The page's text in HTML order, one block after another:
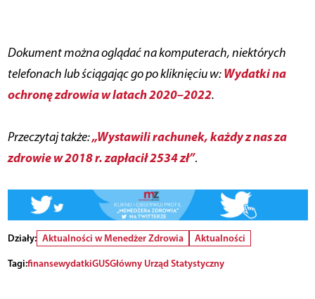
Dokument można oglądać na komputerach, niektórych
telefonach lub ściągając go po kliknięciu w:Wydatki na
ochronę zdrowia w latach 2020–2022.
Przeczytaj także:„Wystawili rachunek, każdy z nas za
zdrowie w 2018 r. zapłacił 2534 zł”.
Działy: Aktualności w Menedżer Zdrowia
Aktualności
Tagi:finansewydatkiGUSGłówny Urząd Statystyczny